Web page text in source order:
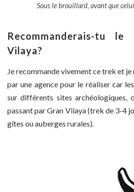
Sous le brouillard, avant que
Recommanderais-tu
Vilaya?
Je recommande vivement ce trek et
par une agence pour le réaliser car
sur différents sites archéologiques,
passant par Gran Vilaya (trek de 3-4
gîtes ou auberges rurales).